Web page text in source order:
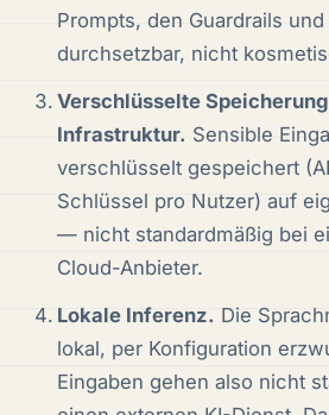
Prompts, den Guardrails
durchsetzbar, nicht
Verschlüsselte
Infrastruktur. Sensible
verschlüsselt gespeichert
Schlüssel pro Nutzer) auf
— nicht standardmäßig bei
Cloud-Anbieter.
Lokale Inferenz. Die
lokal, per Konfiguration
Eingaben gehen also nicht